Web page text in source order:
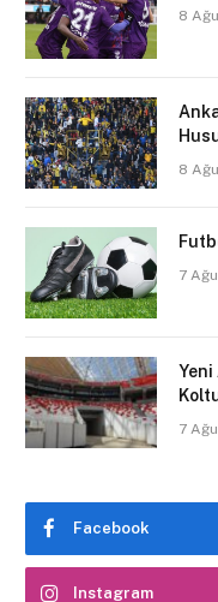
8
8
7
Yeni
7
Facebook
Instagram